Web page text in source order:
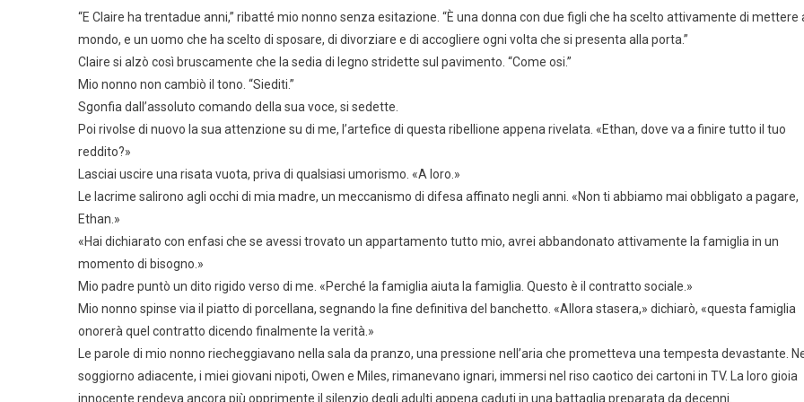
“E Claire ha trentadue anni,” ribatté mio nonno senza esitazione. “È una donna con due figli che ha scelto attivamente di mettere
mondo, e un uomo che ha scelto di sposare, di divorziare e di accogliere ogni volta che si presenta alla porta.”
Claire si alzò così bruscamente che la sedia di legno stridette sul pavimento. “Come osi.”
Mio nonno non cambiò il tono. “Siediti.”
Sgonfia dall’assoluto comando della sua voce, si sedette.
Poi rivolse di nuovo la sua attenzione su di me, l’artefice di questa ribellione appena rivelata. «Ethan, dove va a finire tutto il tuo
reddito?»
Lasciai uscire una risata vuota, priva di qualsiasi umorismo. «A loro.»
Le lacrime salirono agli occhi di mia madre, un meccanismo di difesa affinato negli anni. «Non ti abbiamo mai obbligato a pagare,
Ethan.»
«Hai dichiarato con enfasi che se avessi trovato un appartamento tutto mio, avrei abbandonato attivamente la famiglia in un
momento di bisogno.»
Mio padre puntò un dito rigido verso di me. «Perché la famiglia aiuta la famiglia. Questo è il contratto sociale.»
Mio nonno spinse via il piatto di porcellana, segnando la fine definitiva del banchetto. «Allora stasera,» dichiarò, «questa famiglia
onorerà quel contratto dicendo finalmente la verità.»
Le parole di mio nonno riecheggiavano nella sala da pranzo, una pressione nell’aria che prometteva una tempesta devastante.
soggiorno adiacente, i miei giovani nipoti, Owen e Miles, rimanevano ignari, immersi nel riso caotico dei cartoni in TV. La loro gioia
innocente rendeva ancora più opprimente il silenzio degli adulti appena caduti in una battaglia preparata da decenni.